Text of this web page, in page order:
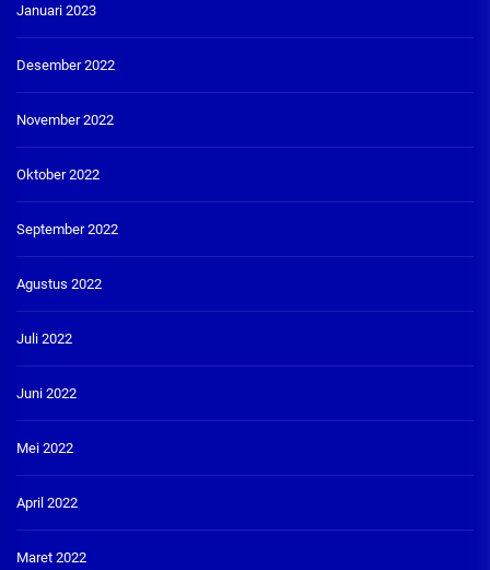
Januari 2023
Desember 2022
November 2022
Oktober 2022
September 2022
Agustus 2022
Juli 2022
Juni 2022
Mei 2022
April 2022
Maret 2022